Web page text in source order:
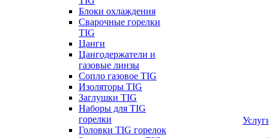
Блоки охлаждения
Сварочные горелки
TIG
Цанги
Цангодержатели и
газовые линзы
Сопло газовое TIG
Изоляторы TIG
Заглушки TIG
Наборы для TIG
горелки
Головки TIG горелок